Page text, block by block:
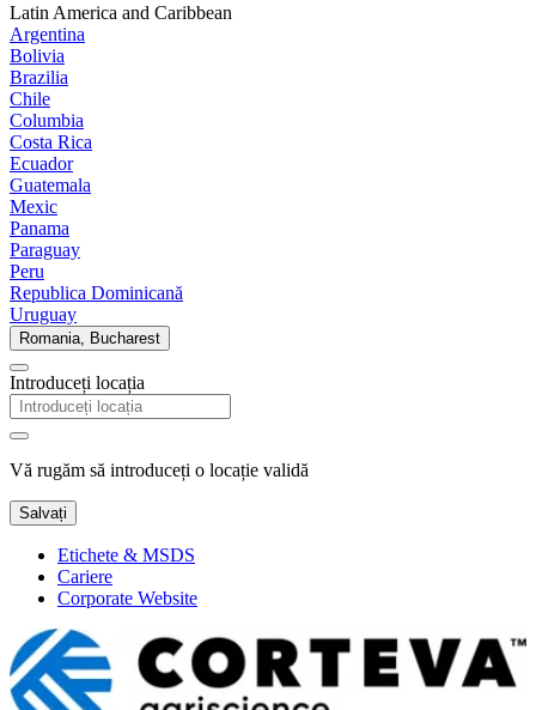
Latin America and Caribbean
Argentina
Bolivia
Brazilia
Chile
Columbia
Costa Rica
Ecuador
Guatemala
Mexic
Panama
Paraguay
Peru
Republica Dominicană
Uruguay
Romania, Bucharest
Introduceți locația
Vă rugăm să introduceți o locație validă
Salvați
Etichete & MSDS
Cariere
Corporate Website